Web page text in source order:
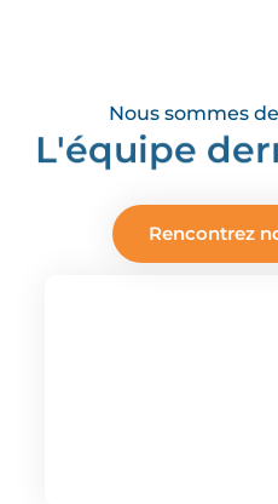
Nous sommes
L'équipe
Rencontrez